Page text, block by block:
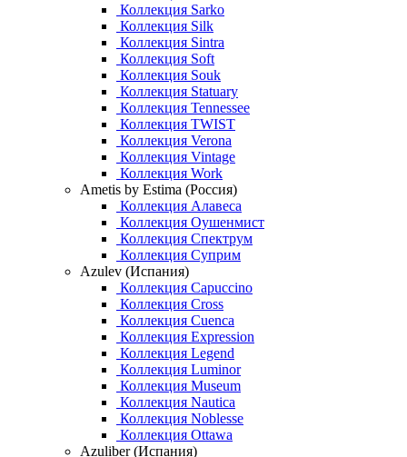
Коллекция Sarko
Коллекция Silk
Коллекция Sintra
Коллекция Soft
Коллекция Souk
Коллекция Statuary
Коллекция Tennessee
Коллекция TWIST
Коллекция Verona
Коллекция Vintage
Коллекция Work
Ametis by Estima (Россия)
Коллекция Алавеса
Коллекция Оушенмист
Коллекция Спектрум
Коллекция Суприм
Azulev (Испания)
Коллекция Capuccino
Коллекция Cross
Коллекция Cuenca
Коллекция Expression
Коллекция Legend
Коллекция Luminor
Коллекция Museum
Коллекция Nautica
Коллекция Noblesse
Коллекция Ottawa
Azuliber (Испания)